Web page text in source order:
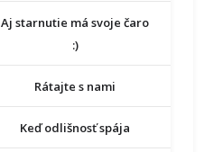
Aj starnutie má svoje čaro
:)
Rátajte s nami
Keď odlišnosť spája